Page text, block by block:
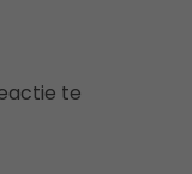
te